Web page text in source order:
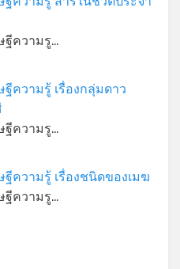
ฐีความรู…
ฐีความรู้ เรื่องกลุ่มดาว
ฐีความรู…
ฐีความรู้ เรื่องชนิดของเมฆ
ฐีความรู…